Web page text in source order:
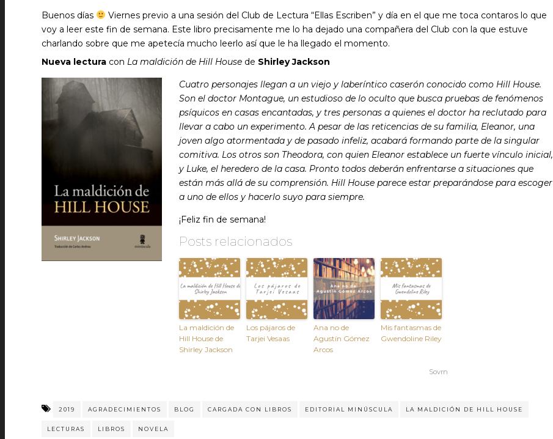
Buenos días
Viernes previo a una sesión del Club de Lectura “Ellas Escriben” y día en el que me toca contaros lo que
voy a leer este fin de semana. Este libro precisamente me lo ha dejado una compañera del Club con la que estuve
charlando sobre que me apetecía mucho leerlo así que le ha llegado el momento.
Nueva lectura con La maldición de Hill House de Shirley Jackson
Cuatro personajes llegan a un viejo y laberíntico caserón conocido como Hill House.
Son el doctor Montague, un estudioso de lo oculto que busca pruebas de fenómenos
psíquicos en casas encantadas, y tres personas a quienes el doctor ha reclutado para
llevar a cabo un experimento. A pesar de las reticencias de su familia, Eleanor, una
joven algo atormentada y de pasado infeliz, acabará formando parte de la singular
comitiva. Los otros son Theodora, con quien Eleanor establece un fuerte vínculo inicial,
y Luke, el heredero de la casa. Pronto todos deberán enfrentarse a situaciones que
están más allá de su comprensión. Hill House parece estar preparándose para escoger
a uno de ellos y hacerlo suyo para siempre.
¡Feliz fin de semana!
Posts relacionados
La maldición de
Hill House de
Shirley Jackson
Los pájaros de
Tarjei Vesaas
Ana no de
Agustín Gómez
Arcos
Mis fantasmas de
Gwendoline Riley
Sovrn
2019 AGRADECIMIENTOS BLOG CARGADA CON LIBROS EDITORIAL MINÚSCULA LA MALDICIÓN DE HILL HOUSE
LECTURAS LIBROS NOVELA